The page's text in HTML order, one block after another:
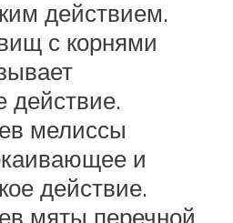
действием.
с корнями
действие.
мелиссы
и
действие.
мяты перечной